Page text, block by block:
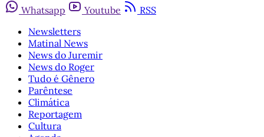
Whatsapp
Youtube
RSS
Newsletters
Matinal News
News do Juremir
News do Roger
Tudo é Gênero
Parêntese
Climática
Reportagem
Cultura